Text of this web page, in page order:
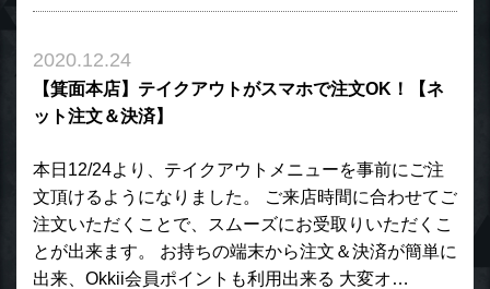
2020.12.24
【箕面本店】テイクアウトがスマホで注文OK！【ネ
ット注文＆決済】
本日12/24より、テイクアウトメニューを事前にご注
文頂けるようになりました。 ご来店時間に合わせてご
注文いただくことで、スムーズにお受取りいただくこ
とが出来ます。 お持ちの端末から注文＆決済が簡単に
出来、Okkii会員ポイントも利用出来る 大変オ…